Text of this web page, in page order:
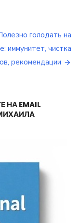
голодать на
иммунитет, чистка
рекомендации
НА EMAIL